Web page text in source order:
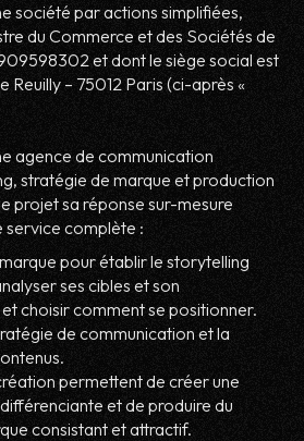
société par actions simplifiées,
du Commerce et des Sociétés de
et dont le siège social est
Reuilly – 75012 Paris (ci-après «
agence de communication
stratégie de marque et production
projet sa réponse sur-mesure
complète :
pour établir le storytelling
ses cibles et son
choisir comment se positionner.
de communication et la
permettent de créer une
et de produire du
consistant et attractif.